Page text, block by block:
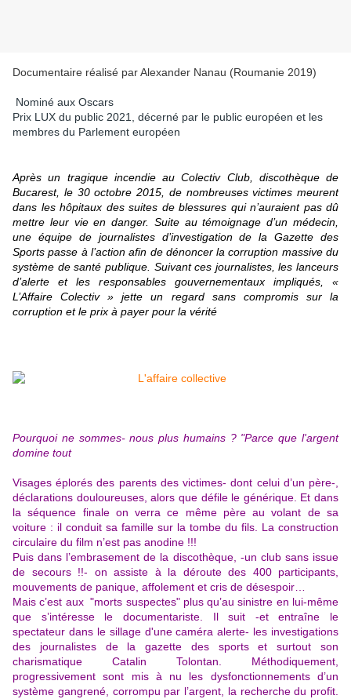
Documentaire réalisé par Alexander Nanau (Roumanie 2019)
Nominé aux Oscars
Prix LUX du public 2021, décerné par le public européen et les
membres du Parlement européen
Après un tragique incendie au Colectiv Club, discothèque de
Bucarest, le 30 octobre 2015, de nombreuses victimes meurent
dans les hôpitaux des suites de blessures qui n’auraient pas dû
mettre leur vie en danger. Suite au témoignage d’un médecin,
une équipe de journalistes d’investigation de la Gazette des
Sports passe à l’action afin de dénoncer la corruption massive du
système de santé publique. Suivant ces journalistes, les lanceurs
d’alerte et les responsables gouvernementaux impliqués, «
L’Affaire Colectiv » jette un regard sans compromis sur la
corruption et le prix à payer pour la vérité
Pourquoi ne sommes- nous plus humains ? "Parce que l'argent
domine tout
Visages éplorés des parents des victimes- dont celui d’un père-,
déclarations douloureuses, alors que défile le générique. Et dans
la séquence finale on verra ce même père au volant de sa
voiture : il conduit sa famille sur la tombe du fils. La construction
circulaire du film n’est pas anodine !!!
Puis dans l’embrasement de la discothèque, -un club sans issue
de secours !!- on assiste à la déroute des 400 participants,
mouvements de panique, affolement et cris de désespoir…
Mais c’est aux "morts suspectes" plus qu’au sinistre en lui-même
que s’intéresse le documentariste. Il suit -et entraîne le
spectateur dans le sillage d'une caméra alerte- les investigations
des journalistes de la gazette des sports et surtout son
charismatique Catalin Tolontan. Méthodiquement,
progressivement sont mis à nu les dysfonctionnements d’un
système gangrené, corrompu par l’argent, la recherche du profit.